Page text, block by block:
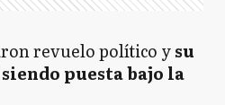
revuelo político ysu
puesta bajo la